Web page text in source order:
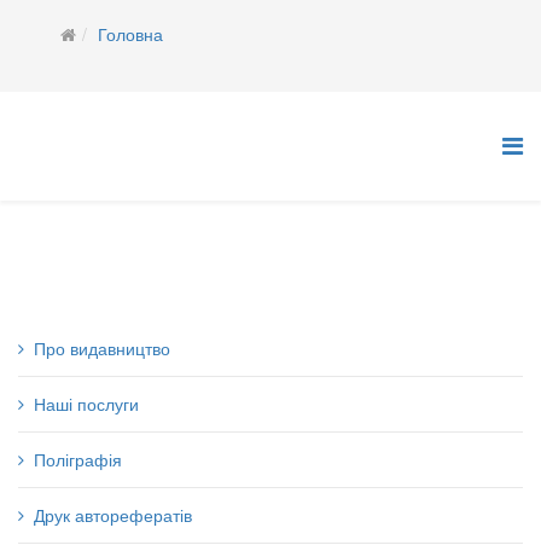
Головна
Про видавництво
Наші послуги
Поліграфія
Друк авторефератів